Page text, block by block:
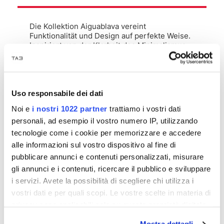
Uso responsabile dei dati
Noi e i nostri 1022 partner trattiamo i vostri dati
personali, ad esempio il vostro numero IP, utilizzando
tecnologie come i cookie per memorizzare e accedere
alle informazioni sul vostro dispositivo al fine di
pubblicare annunci e contenuti personalizzati, misurare
gli annunci e i contenuti, ricercare il pubblico e sviluppare
i servizi. Avete la possibilità di scegliere chi utilizza i
vostri dati e per quali scopi. Le vostre scelte in materia di
Die Kollektion Aiguablava vereint
Funktionalität und Design auf perfekte Weise.
Inspiriert von der Klarheit des Minimalismus
und schlichten Linien, wird dieses Möbelstück
zum Herzstück jedes Raumes und verleiht ihm
GFRC (glasfaserverstärktem Beton), einem
Witterungsbeständigkeit, Leichtigkeit und
Langlebigkeit bekannt ist, ist jeder
Aiguablava-Tisch dank der einzigartigen
Farbtöne, Texturen und der im
Herstellungsprozess entstehenden Porosität
ein Unikat. Die strukturierte Oberfläche mit
einer Glasur, die die Farbe intensiviert und die
Maserung des Betons hervorhebt, macht
diesen Tisch zu einem funktionalen
Kunstwerk. Die Pigmentierung ist in die